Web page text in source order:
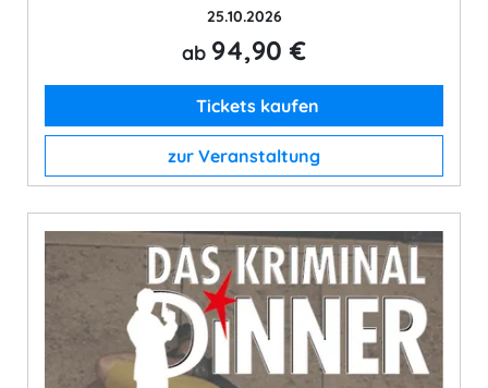
25.10.2026
ab 94,90 €
Tickets kaufen
zur Veranstaltung